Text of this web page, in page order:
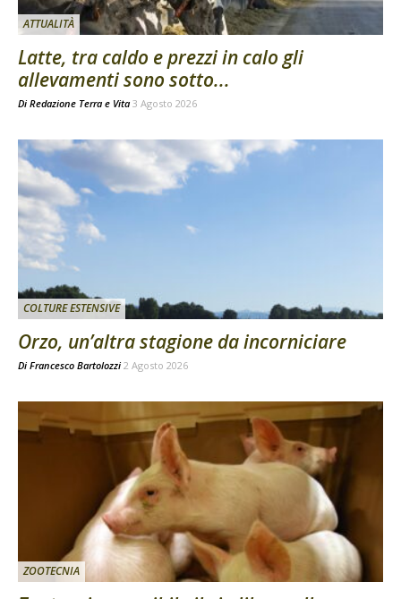
ATTUALITÀ
Latte, tra caldo e prezzi in calo gli
allevamenti sono sotto...
Di Redazione Terra e Vita 3 Agosto 2026
COLTURE ESTENSIVE
Orzo, un’altra stagione da incorniciare
Di Francesco Bartolozzi 2 Agosto 2026
ZOOTECNIA